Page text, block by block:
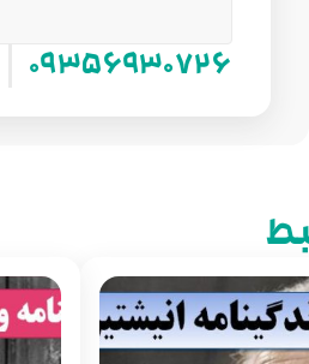
۰۹۳۵۶۹۳۰۷۲۶